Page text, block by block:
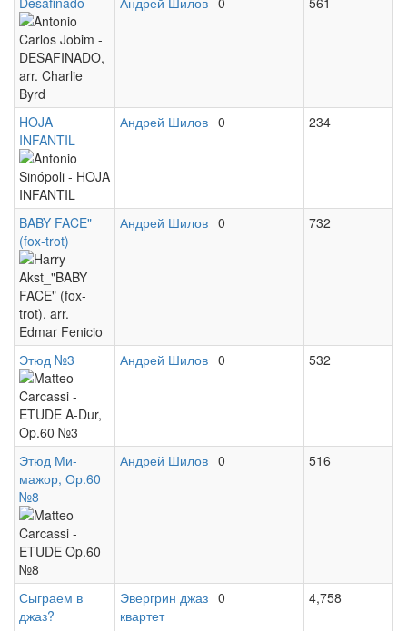
Дворжак
каприз
VOCÊ...
CHOREI
!
(Valsa),
arr.
Domingos
Semenzato
Antonio
Carlos
Jobim
-
DESAFINADO,
arr.
Charlie
Byrd
HOJA
INFANTIL
Antonio
Sinópoli
-
HOJA
INFANTIL
Андрей Шилов 0 234
BABY FACE"
(fox-trot)
Harry
Akst_"BABY
FACE"
(fox-
trot),
arr.
Edmar
Fenicio
Андрей Шилов 0 732
Этюд №3
Matteo
Carcassi
-
ETUDE
A-
Dur,
Op.60
№3
Андрей Шилов 0 532
Этюд Ми-
мажор, Ор.60
№8
Matteo
Carcassi
-
ETUDE
Андрей Шилов 0 516
Сыграем в
джаз?
Эвергрин джаз
квартет
0 4,758